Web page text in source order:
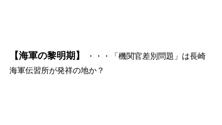
【海軍の黎明期】
・・・「機関官差別問題」は長崎
海軍伝習所が発祥の地か？